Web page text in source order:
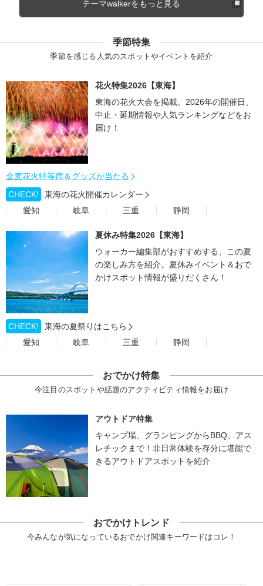
テーマwalkerをもっと見る
季節特集
季節を感じる人気のスポットやイベントを紹介
花火特集2026【東海】
東海の花火大会を掲載。2026年の開催日、
中止・延期情報や人気ランキングなどをお
届け！
金麦花火特等席＆グッズが当たる
CHECK!
東海の花火開催カレンダー
愛知
岐阜 三重 静岡
夏休み特集2026【東海】
ウォーカー編集部がおすすめする、この夏
の楽しみ方を紹介。夏休みイベント＆おで
かけスポット情報が盛りだくさん！
CHECK!
東海の夏祭りはこちら
愛知
岐阜 三重 静岡
おでかけ特集
今注目のスポットや話題のアクティビティ情報をお届け
アウトドア特集
キャンプ場、グランピングからBBQ、アス
レチックまで！非日常体験を存分に堪能で
きるアウトドアスポットを紹介
おでかけトレンド
今みんなが気になっているおでかけ関連キーワードはコレ！